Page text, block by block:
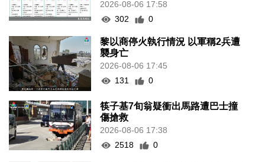
2026-08-06 17:58
302
0
黎以商停火執行情況 以軍稱2兵遭
襲身亡
2026-08-06 17:45
131
0
筷子基7旬翁疑衝出馬路遭巴士撞
傷搶救
2026-08-06 17:38
2518
0